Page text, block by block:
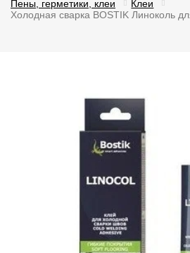
Пены, герметики, клеи
Клеи
Холодная сварка BOSTIK Линоколь